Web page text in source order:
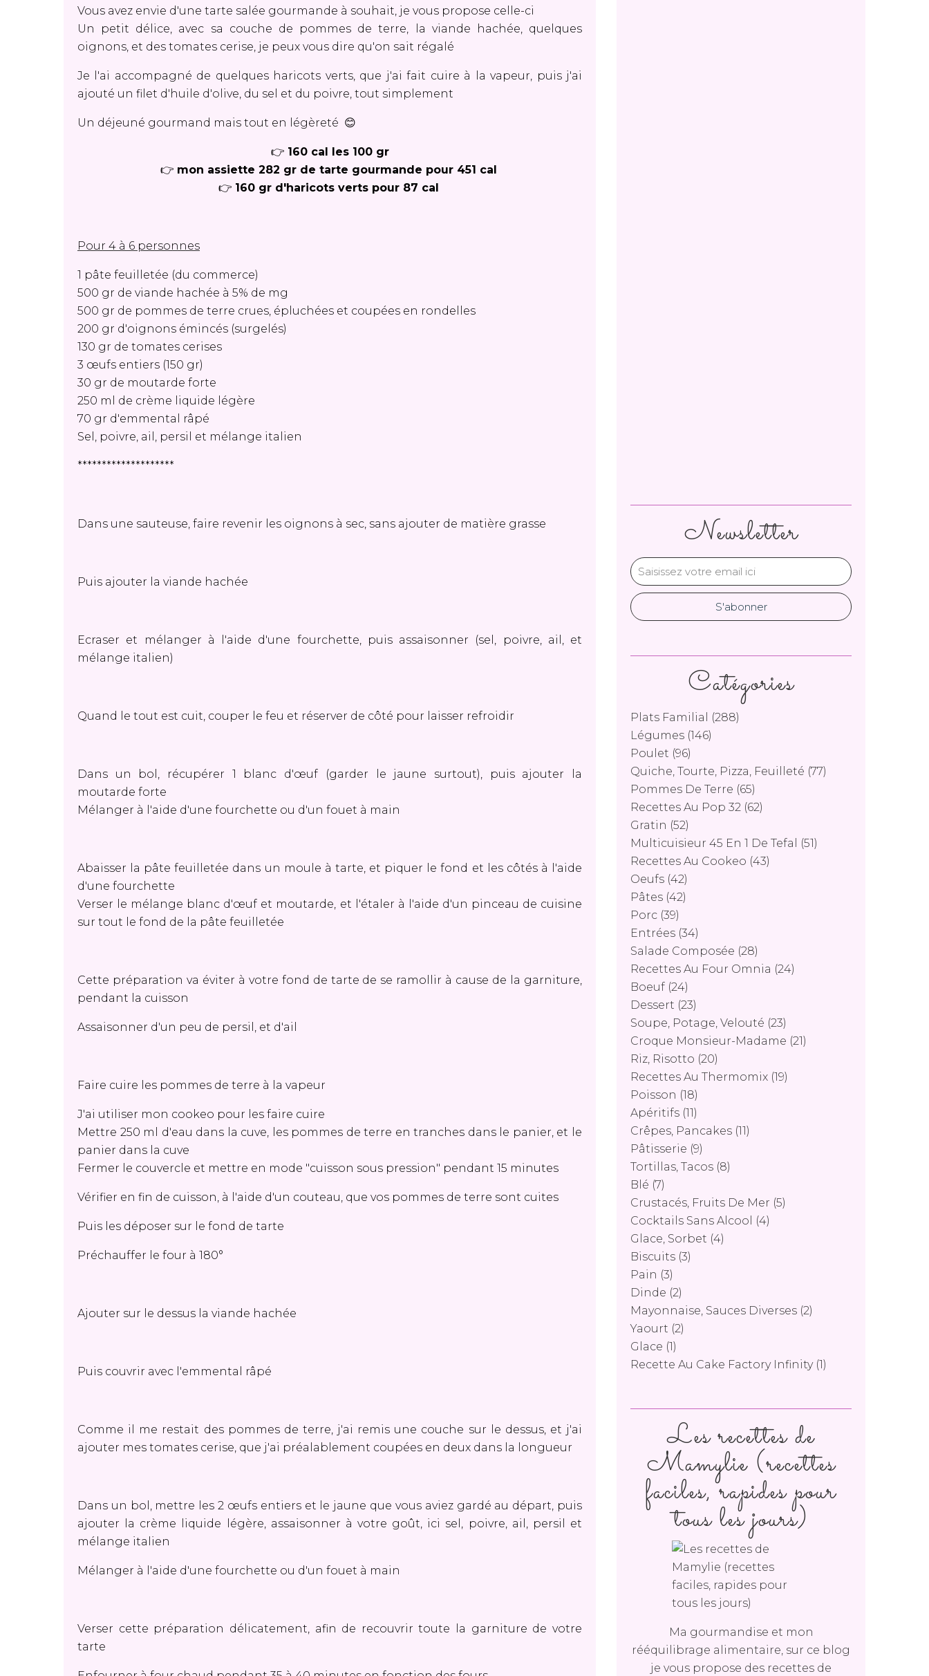
Vous avez envie d'une tarte salée gourmande à souhait, je vous propose celle-ci
Un petit délice, avec sa couche de pommes de terre, la viande hachée, quelques
oignons, et des tomates cerise, je peux vous dire qu'on sait régalé
Je l'ai accompagné de quelques haricots verts, que j'ai fait cuire à la vapeur, puis j'ai
ajouté un filet d'huile d'olive, du sel et du poivre, tout simplement
Un déjeuné gourmand mais tout en légèreté 😊
👉 160 cal les 100 gr
👉 mon assiette 282 gr de tarte gourmande pour 451 cal
👉 160 gr d'haricots verts pour 87 cal
Pour 4 à 6 personnes
1 pâte feuilletée (du commerce)
500 gr de viande hachée à 5% de mg
500 gr de pommes de terre crues, épluchées et coupées en rondelles
200 gr d'oignons émincés (surgelés)
130 gr de tomates cerises
3 œufs entiers (150 gr)
30 gr de moutarde forte
250 ml de crème liquide légère
70 gr d'emmental râpé
Sel, poivre, ail, persil et mélange italien
********************
Dans une sauteuse, faire revenir les oignons à sec, sans ajouter de matière grasse
Puis ajouter la viande hachée
Ecraser et mélanger à l'aide d'une fourchette, puis assaisonner (sel, poivre, ail, et
mélange italien)
Quand le tout est cuit, couper le feu et réserver de côté pour laisser refroidir
Dans un bol, récupérer 1 blanc d'œuf (garder le jaune surtout), puis ajouter la
moutarde forte
Mélanger à l'aide d'une fourchette ou d'un fouet à main
Abaisser la pâte feuilletée dans un moule à tarte, et piquer le fond et les côtés à l'aide
d'une fourchette
Verser le mélange blanc d'œuf et moutarde, et l'étaler à l'aide d'un pinceau de cuisine
sur tout le fond de la pâte feuilletée
Cette préparation va éviter à votre fond de tarte de se ramollir à cause de la garniture,
pendant la cuisson
Assaisonner d'un peu de persil, et d'ail
Faire cuire les pommes de terre à la vapeur
J'ai utiliser mon cookeo pour les faire cuire
Mettre 250 ml d'eau dans la cuve, les pommes de terre en tranches dans le panier, et le
panier dans la cuve
Fermer le couvercle et mettre en mode "cuisson sous pression" pendant 15 minutes
Vérifier en fin de cuisson, à l'aide d'un couteau, que vos pommes de terre sont cuites
Puis les déposer sur le fond de tarte
Préchauffer le four à 180°
Ajouter sur le dessus la viande hachée
Puis couvrir avec l'emmental râpé
Comme il me restait des pommes de terre, j'ai remis une couche sur le dessus, et j'ai
ajouter mes tomates cerise, que j'ai préalablement coupées en deux dans la longueur
Dans un bol, mettre les 2 œufs entiers et le jaune que vous aviez gardé au départ, puis
ajouter la crème liquide légère, assaisonner à votre goût, ici sel, poivre, ail, persil et
mélange italien
Mélanger à l'aide d'une fourchette ou d'un fouet à main
Verser cette préparation délicatement, afin de recouvrir toute la garniture de votre
tarte
Newsletter
Catégories
Plats Familial
(288)
Légumes (146)
Poulet (96)
Quiche, Tourte, Pizza, Feuilleté (77)
Pommes De Terre (65)
Recettes Au Pop 32 (62)
Gratin (52)
Multicuisieur 45 En 1 De Tefal
(51)
Recettes Au Cookeo (43)
Oeufs (42)
Pâtes (42)
Porc (39)
Entrées (34)
Salade Composée (28)
Recettes Au Four Omnia (24)
Boeuf (24)
Dessert (23)
Soupe, Potage, Velouté (23)
Croque Monsieur-Madame (21)
Riz, Risotto (20)
Recettes Au Thermomix (19)
Poisson (18)
Apéritifs (11)
Crêpes, Pancakes (11)
Pâtisserie (9)
Tortillas, Tacos (8)
Blé (7)
Crustacés, Fruits De Mer (5)
Cocktails Sans Alcool
(4)
Glace, Sorbet (4)
Biscuits (3)
Pain (3)
Dinde (2)
Mayonnaise, Sauces Diverses (2)
Yaourt (2)
Glace (1)
Recette Au Cake Factory Infinity(1)
Les recettes de
Mamylie (recettes
faciles, rapides pour
tous les jours)
Ma gourmandise et mon
rééquilibrage alimentaire, sur ce blog
je vous propose des recettes de